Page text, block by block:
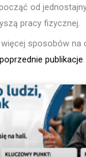
od
pracy fizycznej.
sposobów na
poprzednie publikacje.